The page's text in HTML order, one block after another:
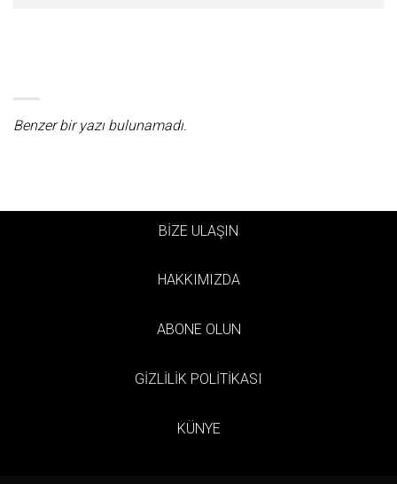
Benzer bir yazı bulunamadı.
BİZE ULAŞIN
HAKKIMIZDA
ABONE OLUN
GİZLİLİK POLİTİKASI
KÜNYE